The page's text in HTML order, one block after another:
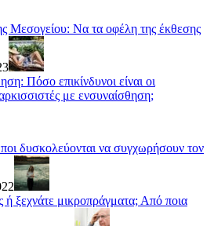
Μεσογείου: Να τα οφέλη της έκθεσης
Πόσο επικίνδυνοι είναι οι
με ενσυναίσθηση;
δυσκολεύονται να συγχωρήσουν τον
ή ξεχνάτε μικροπράγματα; Από ποια